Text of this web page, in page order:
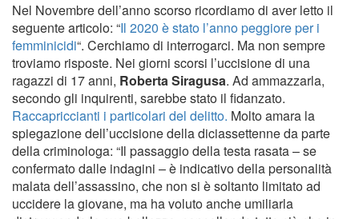
Nel Novembre dell’anno scorso ricordiamo di aver letto il
seguente articolo: “Il 2020 è stato l’anno peggiore per i
femminicidi“. Cerchiamo di interrogarci. Ma non sempre
troviamo risposte. Nei giorni scorsi l’uccisione di una
ragazzi di 17 anni, Roberta Siragusa. Ad ammazzarla,
secondo gli inquirenti, sarebbe stato il fidanzato.
Raccapriccianti i particolari del delitto. Molto amara la
spiegazione dell’uccisione della diciassettenne da parte
della criminologa: “Il passaggio della testa rasata – se
confermato dalle indagini – è indicativo della personalità
malata dell’assassino, che non si è soltanto limitato ad
uccidere la giovane, ma ha voluto anche umiliarla